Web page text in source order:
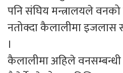
पनि संघिय मन्त्रालयले वनको
नतोक्दा कैलालीमा
।
कैलालीमा अहिले